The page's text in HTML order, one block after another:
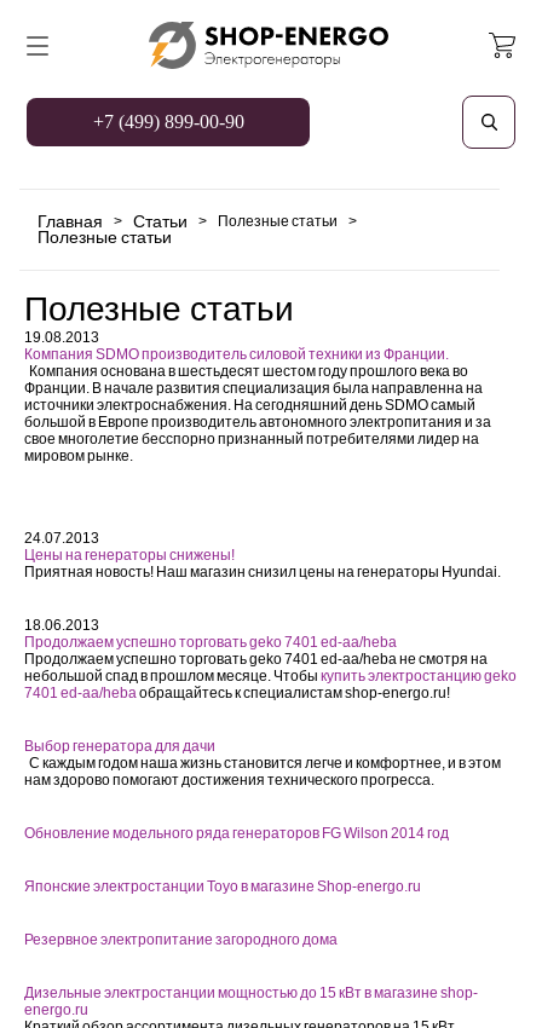
+7 (499) 899-00-90
Главная > Статьи > Полезные статьи >
Полезные статьи
Полезные статьи
19.08.2013
Компания SDMO производитель силовой техники из Франции.
Компания основана в шестьдесят шестом году прошлого века во
Франции. В начале развития специализация была направленна на
источники электроснабжения. На сегодняшний день SDMO самый
большой в Европе производитель автономного электропитания и за
свое многолетие бесспорно признанный потребителями лидер на
мировом рынке.
24.07.2013
Цены на генераторы снижены!
Приятная новость! Наш магазин снизил цены на генераторы Hyundai.
18.06.2013
Продолжаем успешно торговать geko 7401 ed-aa/heba
Продолжаем успешно торговать geko 7401 ed-aa/heba не смотря на
небольшой спад в прошлом месяце. Чтобы купить электростанцию geko
7401 ed-aa/hebaобращайтесь к специалистам shop-energo.ru!
Выбор генератора для дачи
С каждым годом наша жизнь становится легче и комфортнее, и в этом
нам здорово помогают достижения технического прогресса.
Обновление модельного ряда генераторов FG Wilson 2014 год
Японские электростанции Toyo в магазине Shop-energo.ru
Резервное электропитание загородного дома
Дизельные электростанции мощностью до 15 кВт в магазине shop-
energo.ru